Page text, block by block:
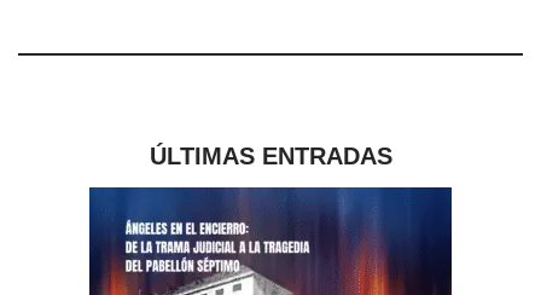
ÚLTIMAS ENTRADAS